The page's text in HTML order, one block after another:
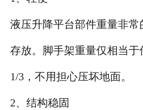
液压升降平台部件重量非
存放。脚手架重量仅相当
1/3，不用担心压坏地面。
2、结构稳固